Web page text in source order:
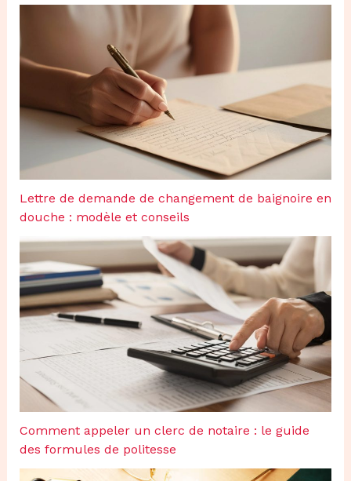
Lettre de demande de changement de baignoire en
douche : modèle et conseils
Comment appeler un clerc de notaire : le guide
des formules de politesse